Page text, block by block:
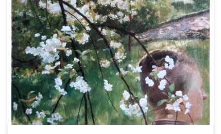
Jacqueline dans le jardin 81 x 65cmsigné et daté 1890 La
composition délicate de ce chef-d’œuvre capture parfaitement
l’atmosphère intime […]